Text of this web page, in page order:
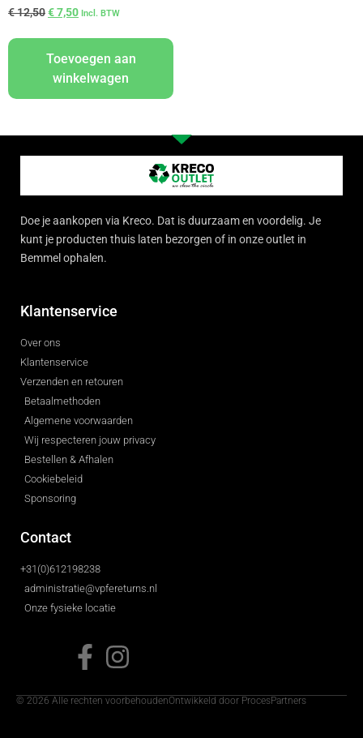
€12,50€7,50 Incl. BTW
Toevoegen aan
winkelwagen
Doe je aankopen via Kreco. Dat is duurzaam en voordelig. Je
kunt je producten thuis laten bezorgen of in onze outlet in
Bemmel ophalen.
Klantenservice
Over ons
Klantenservice
Verzenden en retouren
Betaalmethoden
Algemene voorwaarden
Wij respecteren jouw privacy
Bestellen & Afhalen
Cookiebeleid
Sponsoring
Contact
+31(0)612198238
administratie@vpfereturns.nl
Onze fysieke locatie
© 2026 Alle rechten voorbehoudenOntwikkeld door ProcesPartners